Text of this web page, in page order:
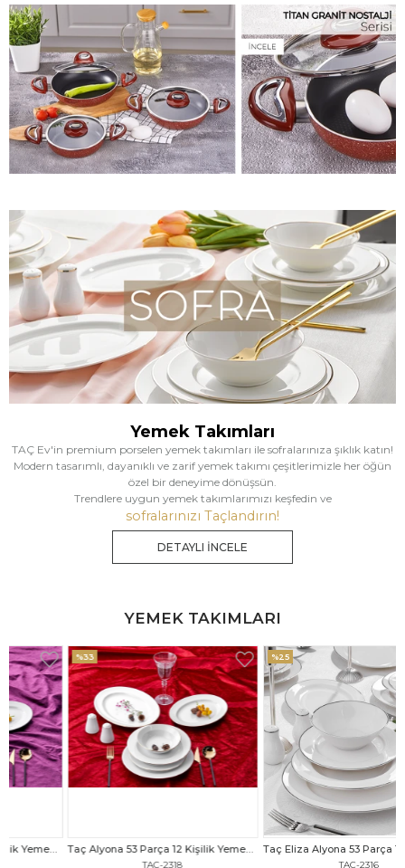
Yemek Takımları
TAÇ Ev'in premium porselen yemek takımları ile sofralarınıza şıklık katın!
Modern tasarımlı, dayanıklı ve zarif yemek takımı çeşitlerimizle her öğün
özel bir deneyime dönüşsün.
Trendlere uygun yemek takımlarımızı keşfedin ve
sofralarınızı Taçlandırın!
DETAYLI İNCELE
YEMEK TAKIMLARI
Taç Alyona 53 Parça 12 Kişilik Yemek Takımı Gold
%33
Taç Eliza Alyona 53 Parça 12 Kişilik Yemek Takımı Platin
%25